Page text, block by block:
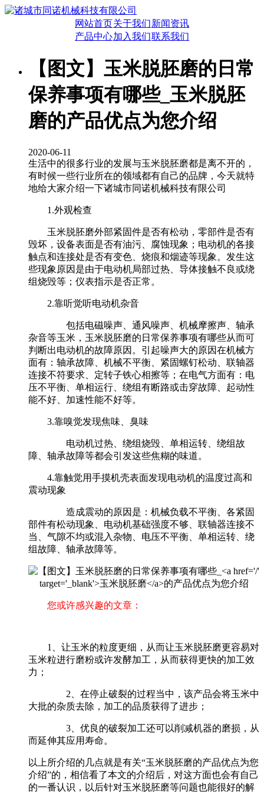
网站首页关于我们新闻资讯
产品中心加入我们联系我们
【图文】玉米脱胚磨的日常
保养事项有哪些_玉米脱胚
磨的产品优点为您介绍
2020-06-11
生活中的很多行业的发展与玉米脱胚磨都是离不开的，
有时候一些行业所在的领域都有自己的品牌，今天就特
地给大家介绍一下诸城市同诺机械科技有限公司
1.外观检查
玉米脱胚磨外部紧固件是否有松动，零部件是否有
毁坏，设备表面是否有油污、腐蚀现象；电动机的各接
触点和连接处是否有变色、烧痕和烟迹等现象。发生这
些现象原因是由于电动机局部过热、导体接触不良或绕
组烧毁等；仪表指示是否正常。
2.靠听觉听电动机杂音
包括电磁噪声、通风噪声、机械摩擦声、轴承
杂音等玉米，玉米脱胚磨的日常保养事项有哪些从而可
判断出电动机的故障原因。引起噪声大的原因在机械方
面有：轴承故障、机械不平衡、紧固螺钉松动、联轴器
连接不符要求、定转子铁心相擦等；在电气方面有：电
压不平衡、单相运行、绕组有断路或击穿故障、起动性
能不好、加速性能不好等。
3.靠嗅觉发现焦味、臭味
电动机过热、绕组烧毁、单相运转、绕组故
障、轴承故障等都会引发这些焦糊的味道。
4.靠触觉用手摸机壳表面发现电动机的温度过高和
震动现象
造成震动的原因是：机械负载不平衡、各紧固
部件有松动现象、电动机基础强度不够、联轴器连接不
当、气隙不均或混入杂物、电压不平衡、单相运转、绕
组故障、轴承故障等。
您或许感兴趣的文章：
1、让玉米的粒度更细，从而让玉米脱胚磨更容易对
玉米粒进行磨粉或许发酵加工，从而获得更快的加工效
力；
2、在停止破裂的过程当中，该产品会将玉米中
大批的杂质去除，加工的品质获得了进步；
3、优良的破裂加工还可以削减机器的磨损，从
而延伸其应用寿命。
以上所介绍的几点就是有关“玉米脱胚磨的产品优点为您
介绍”的，相信看了本文的介绍后，对这方面也会有自己
的一番认识，以后针对玉米脱胚磨等问题也能很好的解